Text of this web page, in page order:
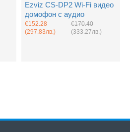
Ezviz CS-DP2 Wi-Fi видео
домофон с аудио
€152.28
(297.83лв.)
€170.40
(333.27лв.)